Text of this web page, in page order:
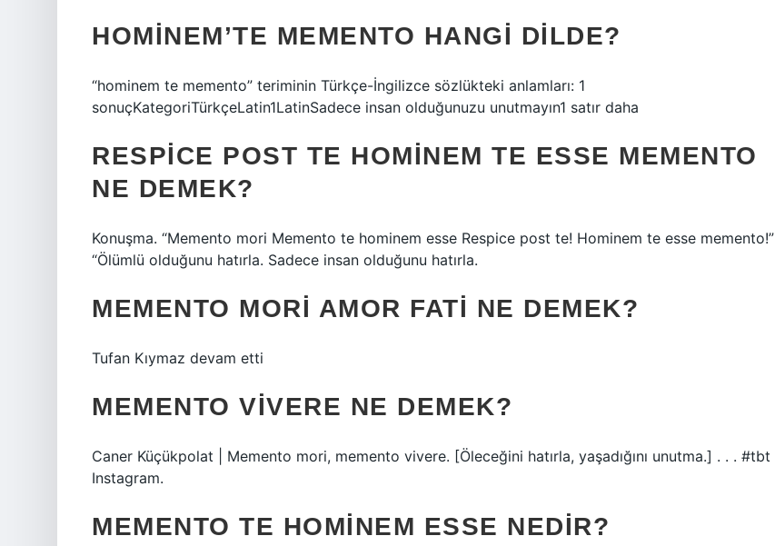
HOMINEM’TE MEMENTO HANGI DILDE?
“hominem te memento” teriminin Türkçe-İngilizce sözlükteki anlamları: 1
sonuçKategoriTürkçeLatin1LatinSadece insan olduğunuzu unutmayın1 satır daha
RESPICE POST TE HOMINEM TE ESSE MEMENTO
NE DEMEK?
Konuşma. “Memento mori Memento te hominem esse Respice post te! Hominem te esse memento!”
“Ölümlü olduğunu hatırla. Sadece insan olduğunu hatırla.
MEMENTO MORI AMOR FATI NE DEMEK?
Tufan Kıymaz devam etti
MEMENTO VIVERE NE DEMEK?
Caner Küçükpolat | Memento mori, memento vivere. [Öleceğini hatırla, yaşadığını unutma.] . . . #tbt |
Instagram.
MEMENTO TE HOMINEM ESSE NEDIR?